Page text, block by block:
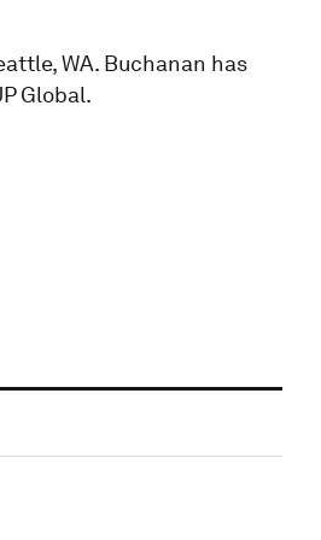
WA. Buchanan has
Global.